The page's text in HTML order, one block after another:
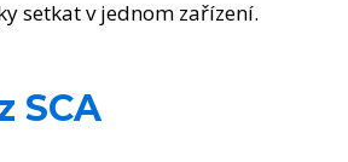
setkat v jednom zařízení.
SCA